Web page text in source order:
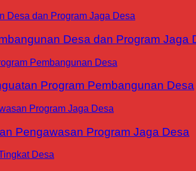
Desa dan Program Jaga
Program Pembangunan Desa
Pengawasan Program Jaga Desa